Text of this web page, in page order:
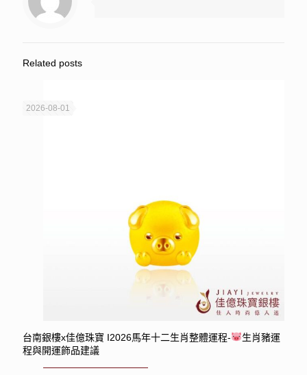
Related posts
2026-08-01
台南銀樓x佳億珠寶 I2026馬年十二生肖整體運程-
生肖豬運
程與開運飾品建議